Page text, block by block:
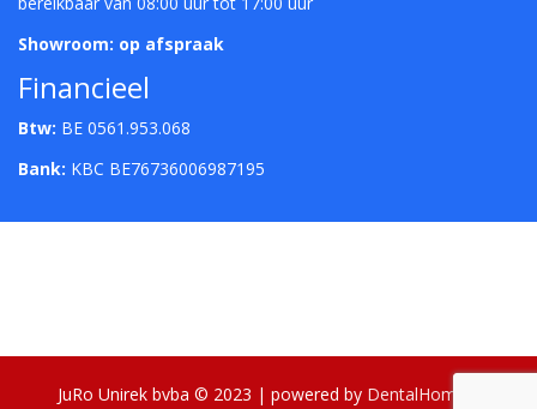
Showroom: op afspraak
Financieel
Btw: BE 0561.953.068
Bank: KBC BE76736006987195
JuRo Unirek bvba © 2023 | powered by DentalHome